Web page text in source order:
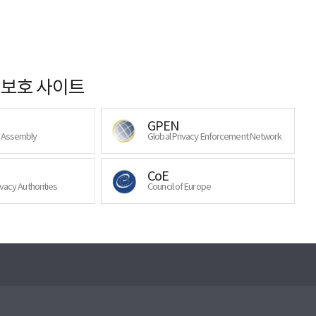
호 사이트
GPEN
Global Privacy Enforcement Network
Authorities
CoE
Council of Europe